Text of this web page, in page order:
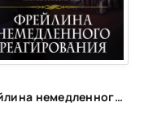
Фрейлина немедленного реагирования - Молка Лазарева